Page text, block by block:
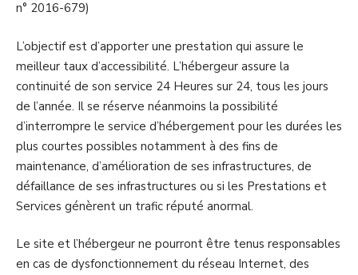
n° 2016-679)
L’objectif est d’apporter une prestation qui assure le
meilleur taux d’accessibilité. L’hébergeur assure la
continuité de son service 24 Heures sur 24, tous les jours
de l’année. Il se réserve néanmoins la possibilité
d’interrompre le service d’hébergement pour les durées les
plus courtes possibles notamment à des fins de
maintenance, d’amélioration de ses infrastructures, de
défaillance de ses infrastructures ou si les Prestations et
Services génèrent un trafic réputé anormal.
Le site et l’hébergeur ne pourront être tenus responsables
en cas de dysfonctionnement du réseau Internet, des